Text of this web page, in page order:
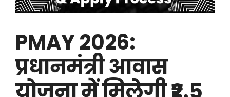
PMAY 2026:
प्रधानमंत्री आवास